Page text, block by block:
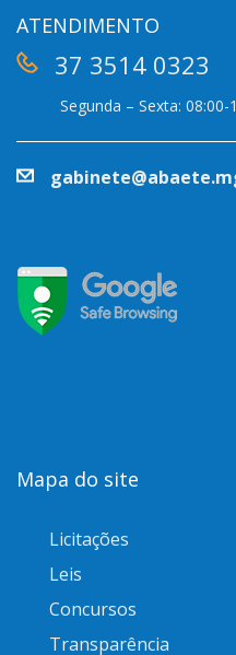
ATENDIMENTO
37 3514 0323
Segunda – Sexta: 08:00-
Mapa do site
Licitações
Leis
Concursos
Transparência